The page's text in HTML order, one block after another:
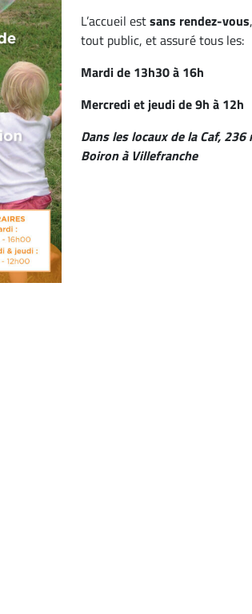
L’accueil estsans rendez-vous
tout public, et assuré tous les:
Mardi de 13h30 à 16h
Mercredi et jeudi de 9h à 12h
Dans les locaux de la Caf, 236
Boiron à Villefranche